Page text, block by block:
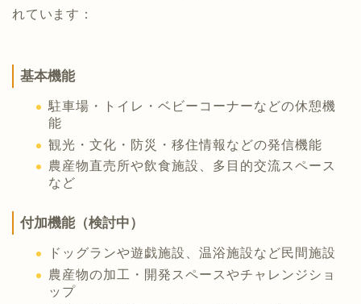
れています：
基本機能
駐車場・トイレ・ベビーコーナーなどの休憩機
能
観光・文化・防災・移住情報などの発信機能
農産物直売所や飲食施設、多目的交流スペース
など
付加機能（検討中）
ドッグランや遊戯施設、温浴施設など民間施設
農産物の加工・開発スペースやチャレンジショ
ップ